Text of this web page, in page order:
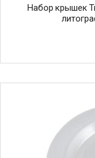
Набор крышек